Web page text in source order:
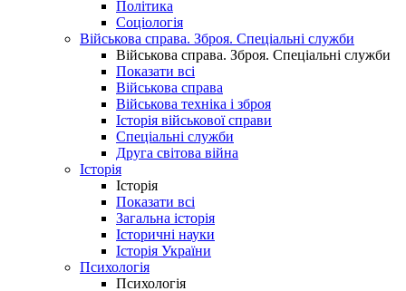
Політика
Соціологія
Військова справа. Зброя. Спеціальні служби
Військова справа. Зброя. Спеціальні служби
Показати всі
Військова справа
Військова техніка і зброя
Історія військової справи
Спеціальні служби
Друга світова війна
Історія
Історія
Показати всі
Загальна історія
Історичні науки
Історія України
Психологія
Психологія